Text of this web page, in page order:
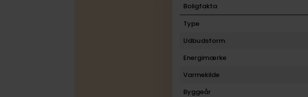
Boligfakta
Type
Udbudsform
Energimærke
Varmekilde
Byggeår